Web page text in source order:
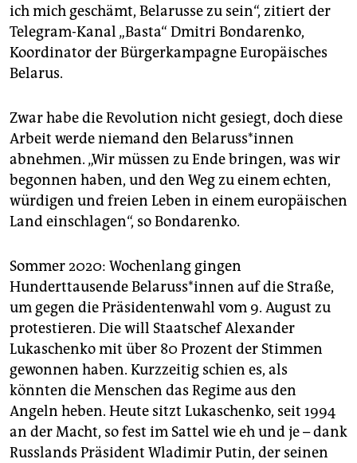
unterstützen
abo
genossenschaft
epaper login
ich mich geschämt, Belarusse zu sein“, zitiert der
Telegram-Kanal „Basta“ Dmitri Bondarenko,
Koordinator der Bürgerkampagne Europäisches
Belarus.
Zwar habe die Revolution nicht gesiegt, doch diese
Arbeit werde niemand den Be­la­rus­s*in­nen
abnehmen. „Wir müssen zu Ende bringen, was wir
begonnen haben, und den Weg zu einem echten,
würdigen und freien Leben in einem europäischen
Land einschlagen“, so Bondarenko.
Sommer 2020: Wochenlang gingen
Hunderttausende Be­la­rus­s*in­nen auf die Straße,
um gegen die Präsidentenwahl vom 9. August zu
protestieren. Die will Staatschef Alexander
Lukaschenko mit über 80 Prozent der Stimmen
gewonnen haben. Kurzzeitig schien es, als
könnten die Menschen das Regime aus den
Angeln heben. Heute sitzt Lukaschenko, seit 1994
an der Macht, so fest im Sattel wie eh und je – dank
Russlands Präsident Wladimir Putin, der seinen